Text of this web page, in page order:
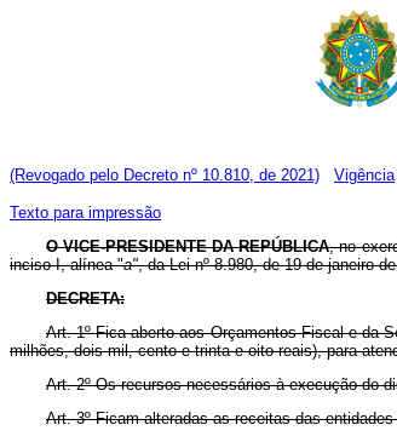
(Revogado pelo Decreto nº 10.810, de 2021) Vigência
Texto para impressão
O VICE-PRESIDENTE DA REPÚBLICA, no
inciso I, alínea "a", da Lei nº 8.980, de 19 de janeiro
DECRETA:
Art. 1º Fica aberto aos Orçamentos Fiscal e da
milhões, dois mil, cento e trinta e oito reais), para
Art. 2º Os recursos necessários à execução do
Art. 3º Ficam alteradas as receitas das